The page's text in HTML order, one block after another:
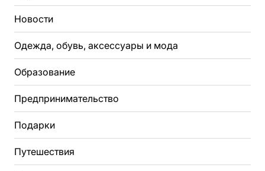
Новости
Одежда, обувь, аксессуары и мода
Образование
Предпринимательство
Подарки
Путешествия